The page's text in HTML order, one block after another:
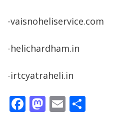
-vaisnoheliservice.com
-helichardham.in
-irtcyatraheli.in
F M E